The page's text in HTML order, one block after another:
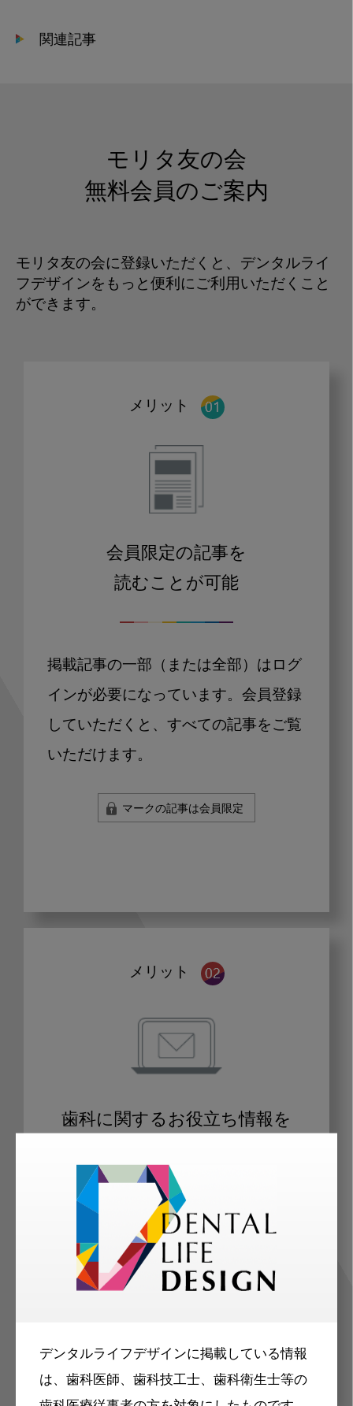
デンタルライフデザインに掲載している情報
は、歯科医師、歯科技工士、歯科衛生士等の
関連記事
モリタ友の会
無料会員のご案内
モリタ友の会に登録いただくと、デンタルライ
フデザインをもっと便利にご利用いただくこと
ができます。
メリット
会員限定の記事を
読むことが可能
掲載記事の一部（または全部）はログ
インが必要になっています。会員登録
していただくと、すべての記事をご覧
いただけます。
マークの記事は会員限定
メリット
歯科に関するお役立ち情報を
ご登録いただいた職種（歯科医師、歯
科衛生士、歯科技工士）に合わせた内
容のメールマガジンをお届けします。